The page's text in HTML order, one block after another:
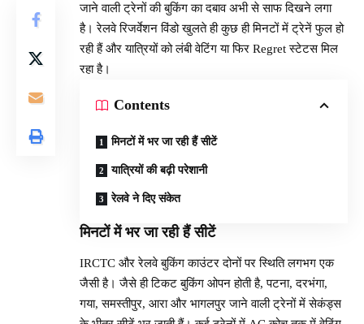
जाने वाली ट्रेनों की बुकिंग का दबाव अभी से साफ दिखने लगा
है। रेलवे रिजर्वेशन विंडो खुलते ही कुछ ही मिनटों में ट्रेनें फुल हो
रही हैं और यात्रियों को लंबी वेटिंग या फिर Regret स्टेटस मिल
रहा है।
Contents
मिनटों में भर जा रही हैं सीटें
यात्रियों की बढ़ी परेशानी
रेलवे ने दिए संकेत
मिनटों में भर जा रही हैं सीटें
IRCTC और रेलवे बुकिंग काउंटर दोनों पर स्थिति लगभग एक
जैसी है। जैसे ही टिकट बुकिंग ओपन होती है, पटना, दरभंगा,
गया, समस्तीपुर, आरा और भागलपुर जाने वाली ट्रेनों में सेकंड्स